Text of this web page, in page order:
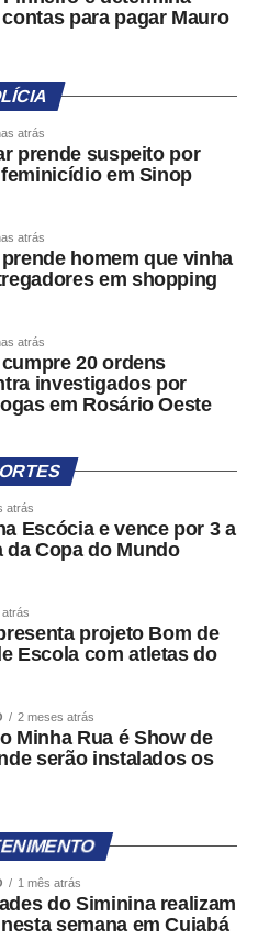
informações
ou proibidas pela
com o tipo de denúncia
reduzir registros
sistema poderá ser alterada
da descrição do fato, será
áudios ou endereços
apontada.
um número de protocolo
que poderá ser
quanto por meio de um link
pela pessoa denunciante.
canais
em que a denúncia
do Pardal. Nesses casos, a
os canais apropriados,
Desinformação Eleitoral
relacionadas à
a integridade do processo
do Ministério Público
unidade da Federação,
denúncias sobre crimes
afetem a disputa na
Eleitorais e os juízos
as denúncias recebidas por
para pagar Mauro
atrás
prende suspeito por
em Sinop
atrás
homem que vinha
em shopping
atrás
20 ordens
investigados por
em Rosário Oeste
atrás
Escócia e vence por 3 a
da Copa do Mundo
projeto Bom de
Escola com atletas do
2 meses atrás
Minha Rua é Show de
serão instalados os
1 mês atrás
do Siminina realizam
semana em Cuiabá